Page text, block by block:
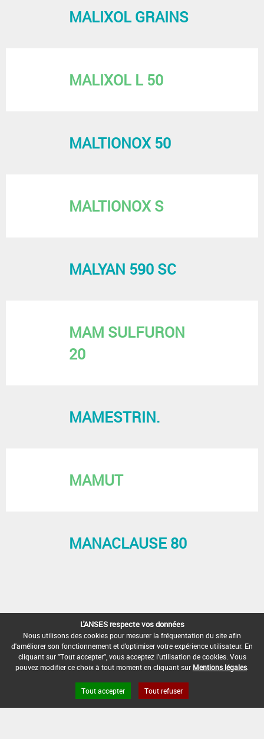
MALIXOL GRAINS
MALIXOL L 50
MALTIONOX 50
MALTIONOX S
MALYAN 590 SC
MAM SULFURON
20
MAMESTRIN.
MAMUT
MANACLAUSE 80
L'ANSES respecte vos données
Nous utilisons des cookies pour mesurer la fréquentation du site afin
d'améliorer son fonctionnement et d'optimiser votre expérience utilisateur. En
cliquant sur "Tout accepter", vous acceptez l'utilisation de cookies. Vous
pouvez modifier ce choix à tout moment en cliquant sur Mentions légales
Tout accepter Tout refuser